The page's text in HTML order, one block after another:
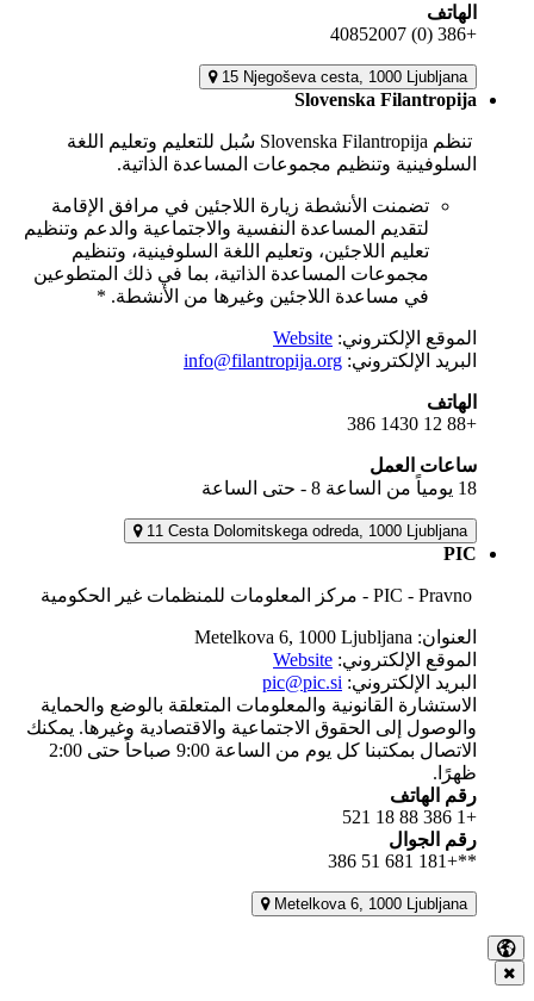
الهاتف
+386 (0) 40852007
15 Njegoševa cesta, 1000 Ljubljana
Slovenska Filantropija
تنظم Slovenska Filantropija سُبل للتعليم وتعليم اللغة
السلوفينية وتنظيم مجموعات المساعدة الذاتية.
تضمنت الأنشطة زيارة اللاجئين في مرافق الإقامة
لتقديم المساعدة النفسية والاجتماعية والدعم وتنظيم
تعليم اللاجئين، وتعليم اللغة السلوفينية، وتنظيم
مجموعات المساعدة الذاتية، بما في ذلك المتطوعين
في مساعدة اللاجئين وغيرها من الأنشطة. *
الموقع الإلكتروني: Website
البريد الإلكتروني: info@filantropija.org
الهاتف
+386 1430 12 88
ساعات العمل
18 يومياً من الساعة 8 - حتى الساعة
11 Cesta Dolomitskega odreda, 1000 Ljubljana
PIC
العنوان: Metelkova 6, 1000 Ljubljana
الموقع الإلكتروني: Website
البريد الإلكتروني: pic@pic.si
الاستشارة القانونية والمعلومات المتعلقة بالوضع والحماية
والوصول إلى الحقوق الاجتماعية والاقتصادية وغيرها. يمكنك
الاتصال بمكتبنا كل يوم من الساعة 9:00 صباحاً حتى 2:00
ظهرًا.
رقم الهاتف
+386 1 521 18 88
رقم الجوال
**+386 51 681 181
Metelkova 6, 1000 Ljubljana